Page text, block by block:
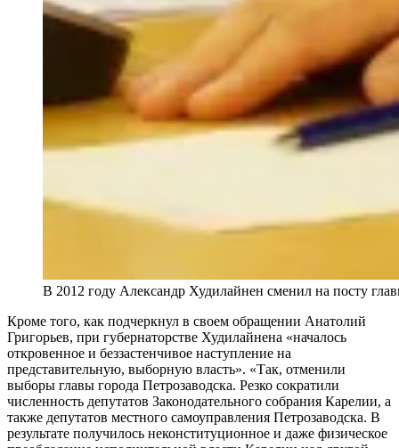
В 2012 году Александр Худилайнен сменил на посту
Кроме того, как подчеркнул в своем обращении Анатолий
Григорьев, при губернаторстве Худилайнена «началось
откровенное и беззастенчивое наступление на
представительную, выборную власть». «Так, отменили
выборы главы города Петрозаводска. Резко сократили
численность депутатов Законодательного собрания Карелии, а
также депутатов местного самоуправления Петрозаводска. В
результате получилось неконституционное и даже физическое